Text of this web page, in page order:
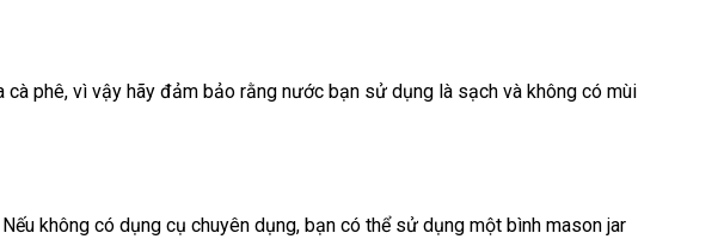
phê, vì vậy hãy đảm bảo rằng nước bạn sử dụng là sạch và không có mùi
không có dụng cụ chuyên dụng, bạn có thể sử dụng một bình mason jar